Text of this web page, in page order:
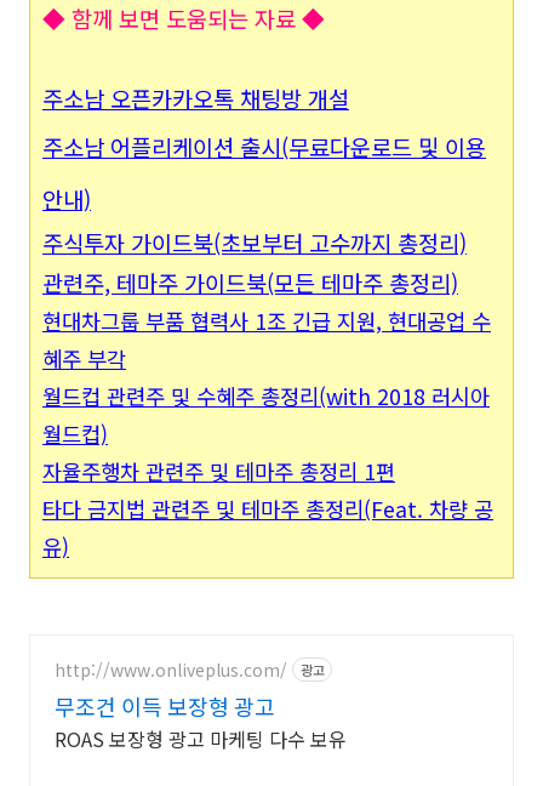
◆ 함께 보면 도움되는 자료◆
주소남 오픈카카오톡 채팅방 개설
주소남 어플리케이션 출시(무료다운로드 및 이용
안내)
주식투자 가이드북(초보부터 고수까지 총정리)
관련주, 테마주 가이드북(모든 테마주 총정리)
현대차그룹 부품 협력사 1조 긴급 지원, 현대공업 수
혜주 부각
월드컵 관련주 및 수혜주 총정리(with 2018 러시아
월드컵)
자율주행차 관련주 및 테마주 총정리 1편
타다 금지법 관련주 및 테마주 총정리(Feat. 차량 공
유)
http://www.onliveplus.com/ 광고
무조건 이득 보장형 광고
ROAS 보장형 광고 마케팅 다수 보유